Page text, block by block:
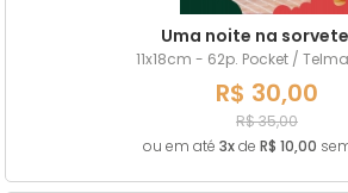
Uma noite na
11x18cm - 62p. Pocket /
R$ 30,00
R$ 35,00
ou em até 3xde R$ 10,00